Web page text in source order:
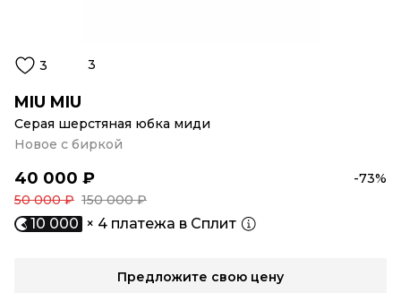
3 3
MIU MIU
Серая шерстяная юбка миди
Новое с биркой
40 000 ₽
-73%
50 000 ₽ 150 000 ₽
10 000 × 4 платежа в Сплит
Предложите свою цену